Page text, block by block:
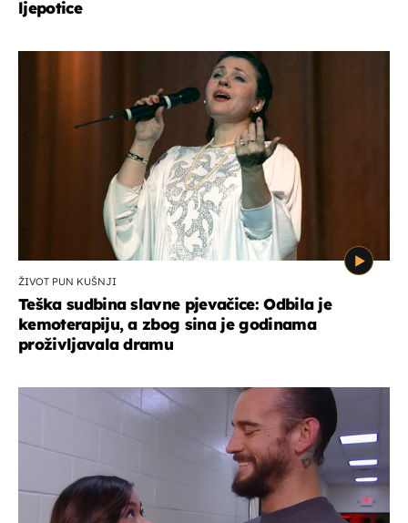
ljepotice
ŽIVOT PUN KUŠNJI
Teška sudbina slavne pjevačice: Odbila je
kemoterapiju, a zbog sina je godinama
proživljavala dramu